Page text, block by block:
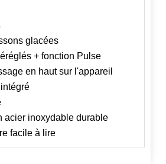
glacées
+ fonction Pulse
en haut sur l'appareil
acier inoxydable durable
facile à lire